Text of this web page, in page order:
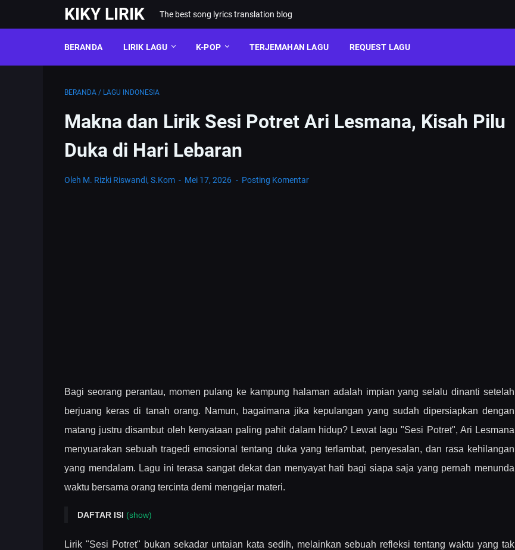
KIKY LIRIK The best song lyrics translation blog
BERANDA LIRIK LAGU K-POP TERJEMAHAN LAGU REQUEST LAGU
BERANDA / LAGU INDONESIA
Makna dan Lirik Sesi Potret Ari Lesmana, Kisah Pilu
Duka di Hari Lebaran
Oleh M. Rizki Riswandi, S.Kom Mei 17, 2026 Posting Komentar
Bagi seorang perantau, momen pulang ke kampung halaman adalah impian yang selalu dinanti setelah
berjuang keras di tanah orang. Namun, bagaimana jika kepulangan yang sudah dipersiapkan dengan
matang justru disambut oleh kenyataan paling pahit dalam hidup? Lewat lagu "Sesi Potret", Ari Lesmana
menyuarakan sebuah tragedi emosional tentang duka yang terlambat, penyesalan, dan rasa kehilangan
yang mendalam. Lagu ini terasa sangat dekat dan menyayat hati bagi siapa saja yang pernah menunda
waktu bersama orang tercinta demi mengejar materi.
DAFTAR ISI (show)
Lirik "Sesi Potret" bukan sekadar untaian kata sedih, melainkan sebuah refleksi tentang waktu yang tak